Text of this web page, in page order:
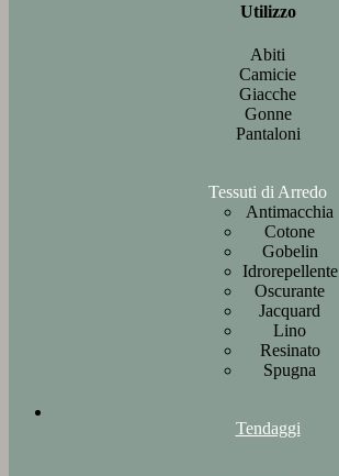
Utilizzo
Abiti
Camicie
Giacche
Gonne
Pantaloni
Tessuti di Arredo
Antimacchia
Cotone
Gobelin
Idrorepellente
Oscurante
Jacquard
Lino
Resinato
Spugna
Tendaggi